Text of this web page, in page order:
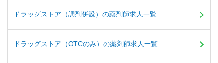
ドラッグストア（調剤併設）の薬剤師求人一覧
ドラッグストア（OTCのみ）の薬剤師求人一覧